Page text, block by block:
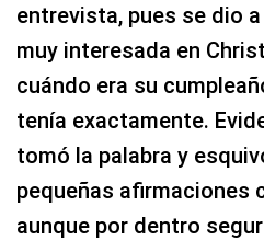
entrevista, pues se dio
muy interesada en
cuándo era su
tenía exactamente.
tomó la palabra y
pequeñas afirmaciones
aunque por dentro